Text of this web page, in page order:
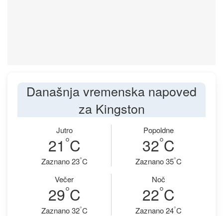
Današnja vremenska napoved
za Kingston
Jutro
21 °C
Zaznano 23°C
Popoldne
32°C
Zaznano 35°C
Večer
29°C
Zaznano 32°C
Noč
22°C
Zaznano 24°C